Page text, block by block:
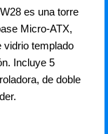
es una torre
Micro-ATX,
vidrio templado
Incluye 5
de doble